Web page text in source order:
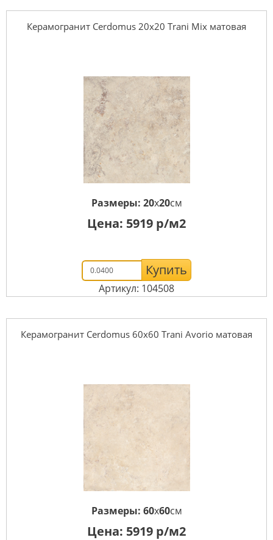
Керамогранит Cerdomus 20x20 Trani Mix матовая
Размеры: 20x20см
Цена: 5919 р/м2
Купить
Артикул: 104508
Керамогранит Cerdomus 60x60 Trani Avorio матовая
Размеры: 60x60см
Цена: 5919 р/м2